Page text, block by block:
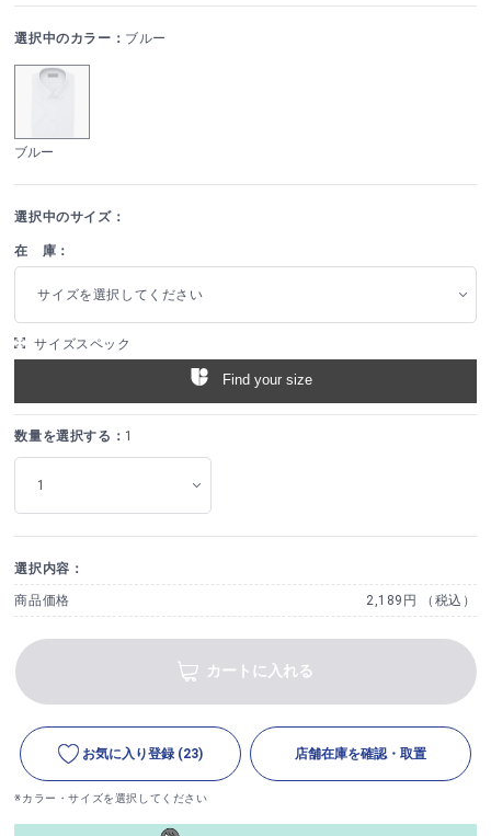
選択中のカラー： ブルー
ブルー
選択中のサイズ：
在 庫：
サイズを選択してください
サイズスペック
Find your size
数量を選択する： 1
選択内容：
商品価格 2,189円 （税込）
カートに入れる
お気に入り登録 (23) 店舗在庫を確認・取置
※カラー・サイズを選択してください